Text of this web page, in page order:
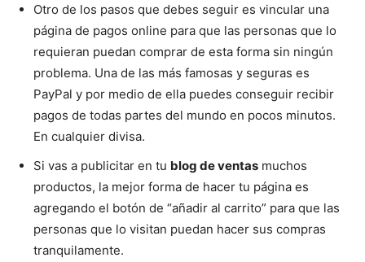
Otro de los pasos que debes seguir es vincular una
página de pagos online para que las personas que lo
requieran puedan comprar de esta forma sin ningún
problema. Una de las más famosas y seguras es
PayPal y por medio de ella puedes conseguir recibir
pagos de todas partes del mundo en pocos minutos.
En cualquier divisa.
Si vas a publicitar en tu blog de ventas muchos
productos, la mejor forma de hacer tu página es
agregando el botón de “añadir al carrito” para que las
personas que lo visitan puedan hacer sus compras
tranquilamente.